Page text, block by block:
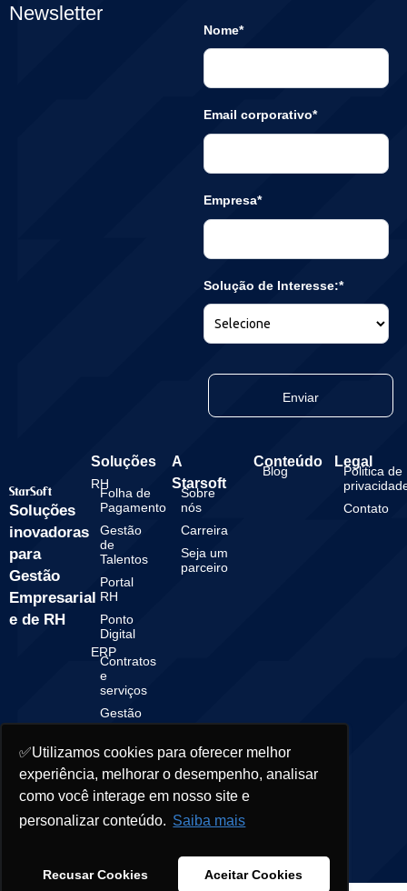
✅Utilizamos cookies para oferecer melhor
experiência, melhorar o desempenho, analisar
como você interage em nosso site e
personalizar conteúdo. Saiba mais
Recusar Cookies Aceitar Cookies
Newsletter
Nome*
Email corporativo*
Empresa*
Solução de Interesse:*
Enviar
Soluções
inovadoras
para
Gestão
Empresarial
e de RH
Soluções
RH
Folha de
Pagamento
Gestão
de
Talentos
Portal
RH
Ponto
Digital
ERP
Contratos
e
serviços
Gestão
Financeira
Gestão
Contábil
A
Starsoft
Sobre
nós
Carreira
Seja um
parceiro
Conteúdo
Blog
Legal
Politica de
Contato